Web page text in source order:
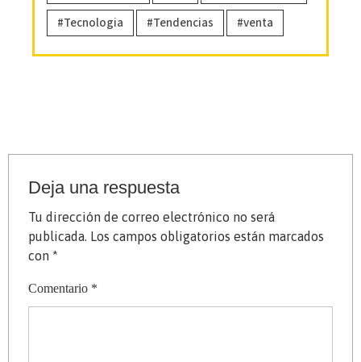
Tecnologia
Tendencias venta
Deja una respuesta
Tu dirección de correo electrónico no será
publicada. Los campos obligatorios están marcados
con *
Comentario *